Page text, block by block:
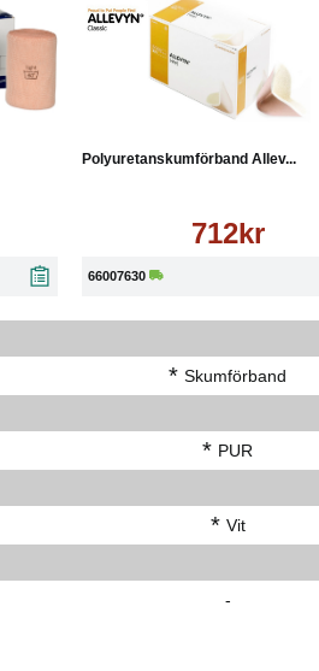
Polyuretanskumförband Allev...
712kr
66007630
Läs
* Skumförband
* PUR
* Vit
-